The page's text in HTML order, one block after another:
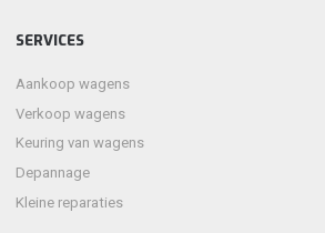
SERVICES
Aankoop wagens
Verkoop wagens
Keuring van wagens
Depannage
Kleine reparaties